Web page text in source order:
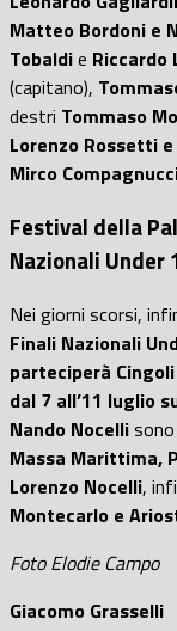
Matteo Bordoni e
Tobaldie Riccardo
(capitano),
destri Tommaso
Lorenzo Rossetti
Mirco
Festival della
Nazionali Under
Nei giorni scorsi,
Finali Nazionali
parteciperà
dal 7 all’11 luglio
Nando Nocelli
Massa Marittima,
Lorenzo Nocelli,
Montecarlo e
Foto Elodie Campo
Giacomo Grasselli